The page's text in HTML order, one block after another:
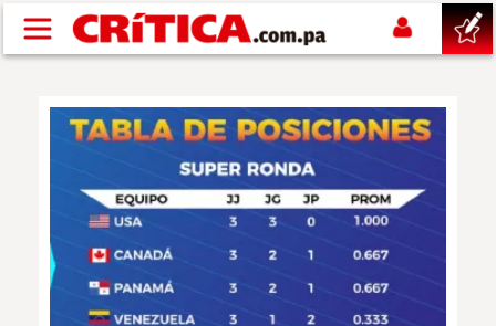
Pasar al contenido principal
NACIONAL
POLÍTICA